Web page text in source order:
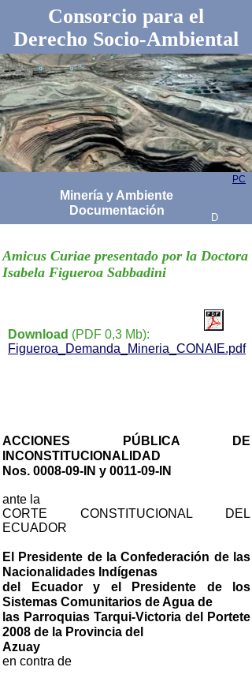
Consorcio para el
Derecho Socio-Ambiental
PC
D
Minería y Ambiente
Documentación
ACCIONES PÚBLICA DE
INCONSTITUCIONALIDAD
Nos. 0008-09-IN y 0011-09-IN
ante la
CORTE CONSTITUCIONAL DEL
ECUADOR
El Presidente de la Confederación de las
Nacionalidades Indígenas
del Ecuador y el Presidente de los
Sistemas Comunitarios de Agua de
las Parroquias Tarqui-Victoria del Portete
2008 de la Provincia del
Azuay
en contra de
Download (PDF 0,3 Mb):
Figueroa_Demanda_Mineria_CONAIE.pdf
Amicus Curiae presentado por la Doctora
Isabela Figueroa Sabbadini